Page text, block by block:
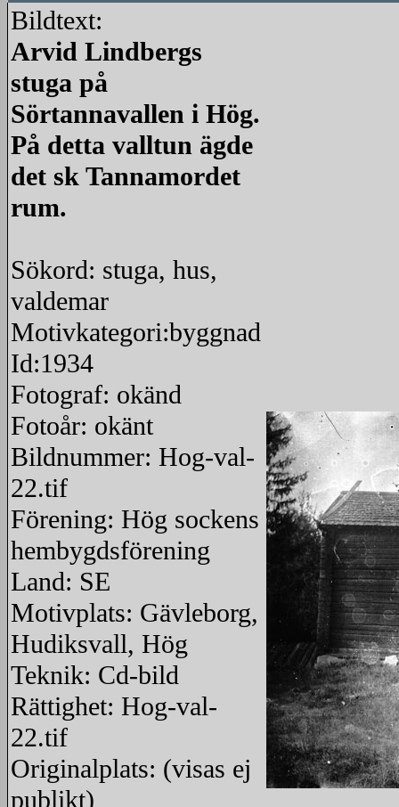
Bildtext:
Arvid Lindbergs
stuga på
Sörtannavallen i Hög.
På detta valltun ägde
det sk Tannamordet
rum.
Sökord: stuga, hus,
valdemar
Motivkategori:byggnad
Id:1934
Fotograf: okänd
Fotoår: okänt
Bildnummer: Hog-val-
22.tif
Förening: Hög sockens
hembygdsförening
Land: SE
Motivplats: Gävleborg,
Hudiksvall, Hög
Teknik: Cd-bild
Rättighet: Hog-val-
22.tif
Originalplats: (visas ej
publikt)